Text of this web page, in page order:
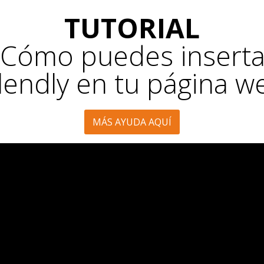
TUTORIAL
puedes
en tu página
MÁS AYUDA AQUÍ